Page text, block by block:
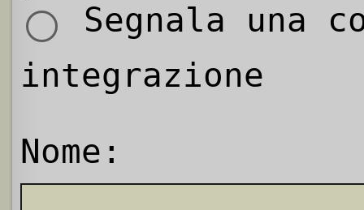
Segnala una
integrazione
Nome: